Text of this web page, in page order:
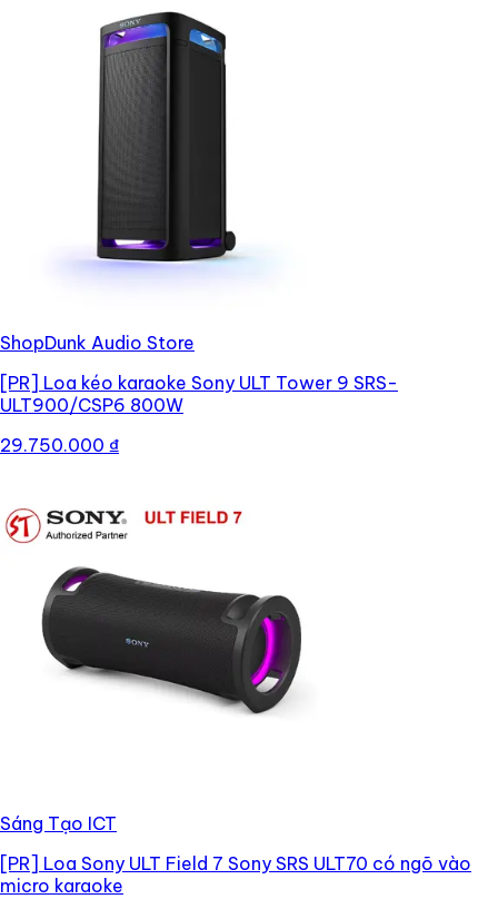
ShopDunk Audio Store
[PR] Loa kéo karaoke Sony ULT Tower 9 SRS-
ULT900/CSP6 800W
29.750.000 ₫
Sáng Tạo ICT
[PR] Loa Sony ULT Field 7 Sony SRS ULT70 có ngõ vào
micro karaoke